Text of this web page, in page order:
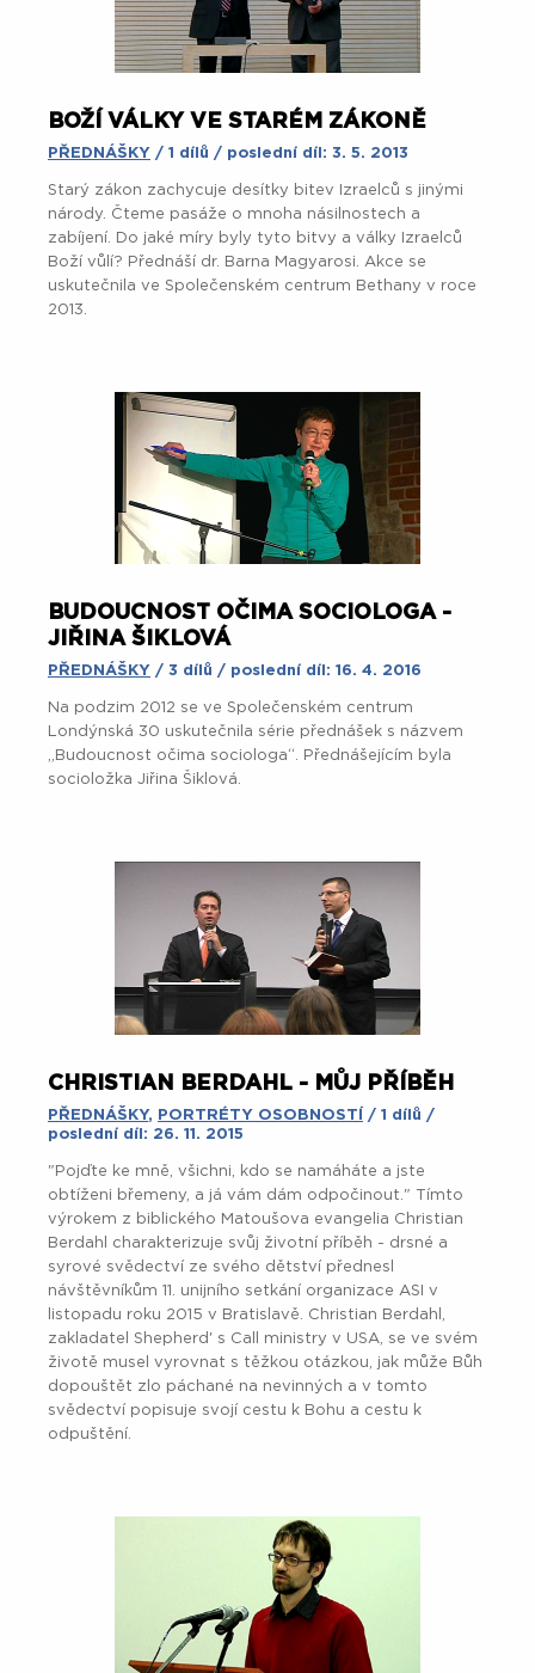
BOŽÍ VÁLKY VE STARÉM ZÁKONĚ
PŘEDNÁŠKY / 1 dílů / poslední díl: 3. 5. 2013
Starý zákon zachycuje desítky bitev Izraelců s jinými
národy. Čteme pasáže o mnoha násilnostech a
zabíjení. Do jaké míry byly tyto bitvy a války Izraelců
Boží vůlí? Přednáší dr. Barna Magyarosi. Akce se
uskutečnila ve Společenském centrum Bethany v roce
2013.
BUDOUCNOST OČIMA SOCIOLOGA -
JIŘINA ŠIKLOVÁ
PŘEDNÁŠKY / 3 dílů / poslední díl: 16. 4. 2016
Na podzim 2012 se ve Společenském centrum
Londýnská 30 uskutečnila série přednášek s názvem
„Budoucnost očima sociologa“. Přednášejícím byla
socioložka Jiřina Šiklová.
CHRISTIAN BERDAHL - MŮJ PŘÍBĚH
PŘEDNÁŠKY, PORTRÉTY OSOBNOSTÍ
/ 1 dílů /
poslední díl: 26. 11. 2015
"Pojďte ke mně, všichni, kdo se namáháte a jste
obtíženi břemeny, a já vám dám odpočinout." Tímto
výrokem z biblického Matoušova evangelia Christian
Berdahl charakterizuje svůj životní příběh - drsné a
syrové svědectví ze svého dětství přednesl
návštěvníkům 11. unijního setkání organizace ASI v
listopadu roku 2015 v Bratislavě. Christian Berdahl,
zakladatel Shepherd' s Call ministry v USA, se ve svém
životě musel vyrovnat s těžkou otázkou, jak může Bůh
dopouštět zlo páchané na nevinných a v tomto
svědectví popisuje svojí cestu k Bohu a cestu k
odpuštění.